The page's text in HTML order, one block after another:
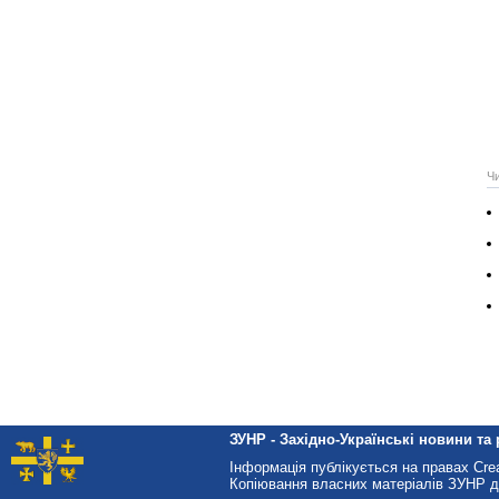
ЗУНР - Західно-Українські новини та
Інформація публікується на правах
Копіювання власних матеріалів ЗУНР